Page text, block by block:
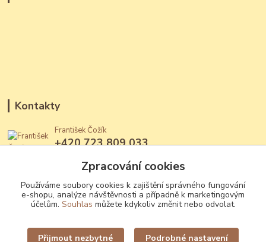
Kontakty
František Čožík
+420 723 809 033
Zpracování cookies
Používáme soubory cookies k zajištění správného fungování
e-shopu, analýze návštěvnosti a případně k marketingovým
účelům. Souhlas můžete kdykoliv změnit nebo odvolat.
Přijmout nezbytné Podrobné nastavení